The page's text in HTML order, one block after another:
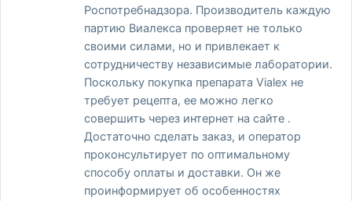
Роспотребнадзора. Производитель каждую
партию Виалекса проверяет не только
своими силами, но и привлекает к
сотрудничеству независимые лаборатории.
Поскольку покупка препарата Vialex не
требует рецепта, ее можно легко
совершить через интернет на сайте .
Достаточно сделать заказ, и оператор
проконсультирует по оптимальному
способу оплаты и доставки. Он же
проинформирует об особенностях